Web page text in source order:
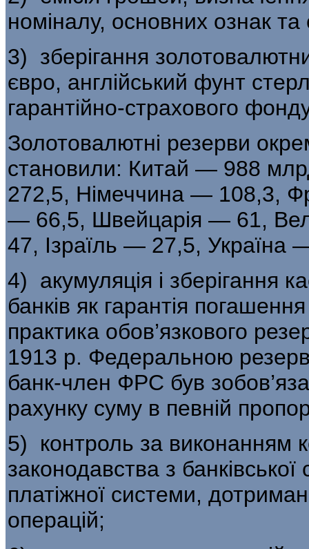
номіналу, основних ознак
3) зберігання
євро, англійський фунт
гарантійно-страхового
Золотовалютні резерви
становили: Китай — 988
272,5, Німеччина — 108,3,
— 66,5, Швейцарія — 61,
47, Ізраїль — 27,5,
4) акумуляція і зберігання
банків як гарантія
практика обов’язкового
1913 р. Федеральною
банк-член ФРС був
рахунку суму в певній
5) контроль за виконанням
законодавства з
платіжної системи,
операцій;